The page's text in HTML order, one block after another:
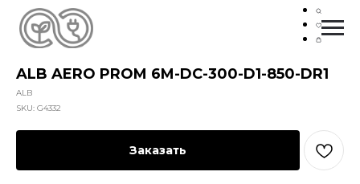
ALB AERO PROM 6M-DC-300-D1-850-DR1
ALB
SKU: G4332
Заказать